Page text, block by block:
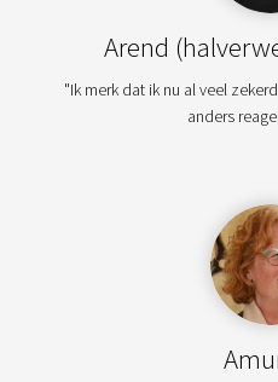
Arend
"Ik merk dat ik nu al veel
anders